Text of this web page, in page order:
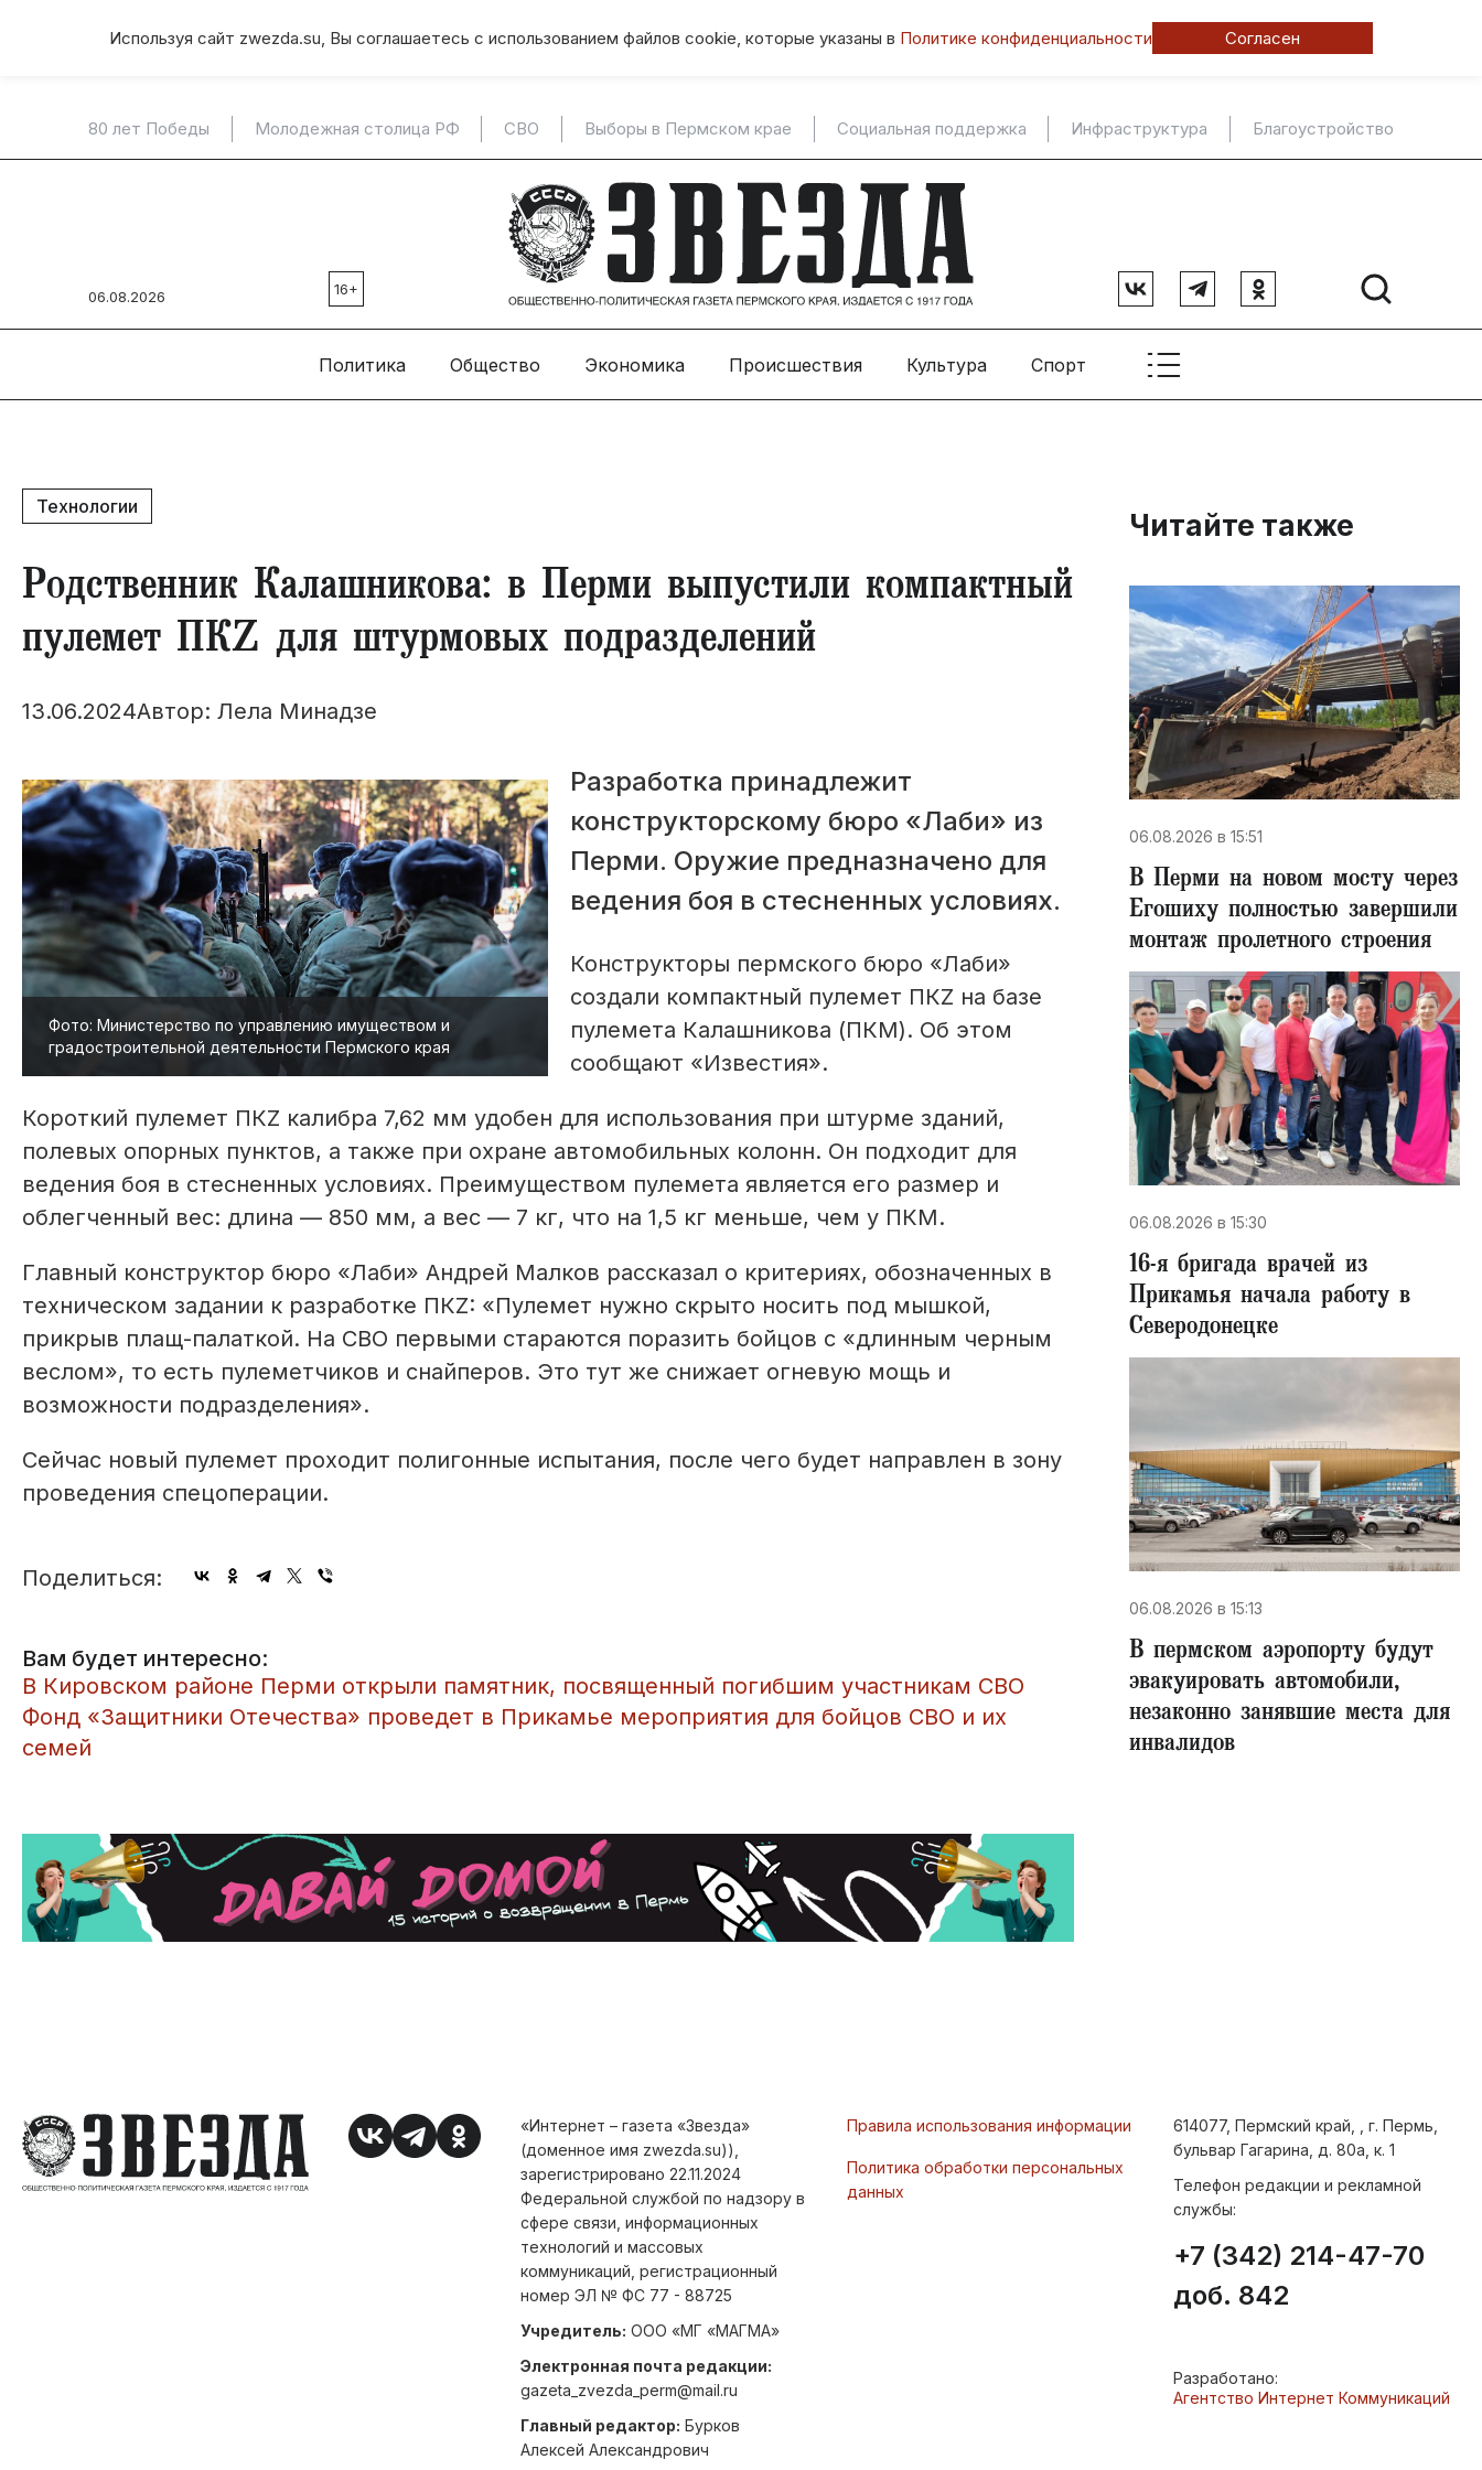
Используя сайт zwezda.su, Вы соглашаетесь с использованием файлов cookie, которые указаны в Политике конфиденциальности Согласен
80 лет Победы Молодежная столица РФ СВО Выборы в Пермском крае Социальная поддержка Инфраструктура Благоустройство
06.08.2026 16+
Политика Общество Экономика Происшествия Культура Спорт
Технологии
Родственник Калашникова: в Перми выпустили компактный
пулемет ПКZ для штурмовых подразделений
13.06.2024Автор: Лела Минадзе
Фото: Министерство по управлению имуществом и
градостроительной деятельности Пермского края
Разработка принадлежит
конструкторскому бюро «Лаби» из
Перми. Оружие предназначено для
ведения боя в стесненных условиях.
Конструкторы пермского бюро «Лаби»
создали компактный пулемет ПКZ на базе
пулемета Калашникова (ПКМ). Об этом
сообщают «Известия».
Короткий пулемет ПКZ калибра 7,62 мм удобен для использования при штурме зданий,
полевых опорных пунктов, а также при охране автомобильных колонн. Он подходит для
ведения боя в стесненных условиях. Преимуществом пулемета является его размер и
облегченный вес: длина — 850 мм, а вес — 7 кг, что на 1,5 кг меньше, чем у ПКМ.
Главный конструктор бюро «Лаби» Андрей Малков рассказал о критериях, обозначенных в
техническом задании к разработке ПКZ: «Пулемет нужно скрыто носить под мышкой,
прикрыв плащ-палаткой. На СВО первыми стараются поразить бойцов с «длинным черным
веслом», то есть пулеметчиков и снайперов. Это тут же снижает огневую мощь и
возможности подразделения».
Сейчас новый пулемет проходит полигонные испытания, после чего будет направлен в зону
проведения спецоперации.
Поделиться:
Вам будет интересно:
В Кировском районе Перми открыли памятник, посвященный погибшим участникам СВО
Фонд «Защитники Отечества» проведет в Прикамье мероприятия для бойцов СВО и их
семей
Читайте также
06.08.2026 в 15:51
В Перми на новом мосту через
Егошиху полностью завершили
монтаж пролетного строения
06.08.2026 в 15:30
16-я бригада врачей из
Прикамья начала работу в
Северодонецке
06.08.2026 в 15:13
В пермском аэропорту будут
эвакуировать автомобили,
незаконно занявшие места для
инвалидов
«Интернет – газета «Звезда»
(доменное имя zwezda.su)),
зарегистрировано 22.11.2024
Федеральной службой по надзору в
сфере связи, информационных
технологий и массовых
коммуникаций, регистрационный
номер ЭЛ № ФС 77 - 88725
Учредитель: ООО «МГ «МАГМА»
Электронная почта редакции:
gazeta_zvezda_perm@mail.ru
Главный редактор: Бурков
Алексей Александрович
Правила использования информации
Политика обработки персональных
данных
614077, Пермский край, , г. Пермь,
бульвар Гагарина, д. 80а, к. 1
Телефон редакции и рекламной
службы:
+7 (342) 214-47-70
доб. 842
Разработано:
Агентство Интернет Коммуникаций